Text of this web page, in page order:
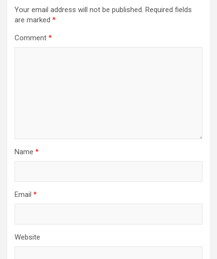
Your email address will not be published. Required fields
are marked *
Comment *
Name *
Email *
Website